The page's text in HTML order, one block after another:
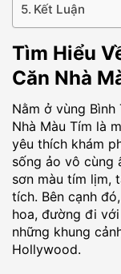
Kết Luận
Tìm Hiểu
Căn Nhà
Nằm ở vùng Bình
Nhà Màu Tím là
yêu thích khám
sống ảo vô cùng
sơn màu tím lịm,
tích. Bên cạnh
hoa, đường đi
những khung
Hollywood.